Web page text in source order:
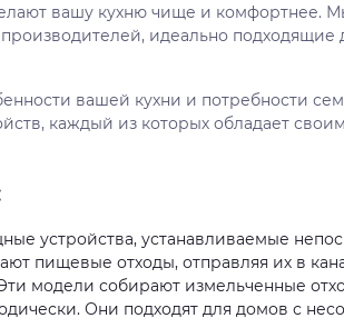
вашу кухню чище и комфортнее.
идеально подходящие
вашей кухни и потребности
каждый из которых обладает
устройства, устанавливаемые
пищевые отходы, отправляя их в
модели собирают измельченные
Они подходят для домов с